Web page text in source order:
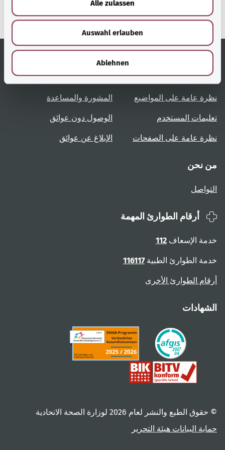
Alle zulassen
Auswahl erlauben
Ablehnen
روابط مُفيدة
نظرة عامة على المواضيع
تعليمات المستخدم
نظرة عامة على الصفحات
الخدمة
المشورة والمساعدة
الوصول دون عوائق
الإبلاغ عن عوائق
من نحن
التواصل
أرقام الطوارئ المهمة
خدمة الإسعاف 112
خدمة الطوارئ الطبية116117
أرقام الطوارئ الأخرى
الشهادات
© حقوق الطبع والنشر لعام ‎2026 لوزارة الصحة الاتحادية
حماية البيانات هيئة التحرير